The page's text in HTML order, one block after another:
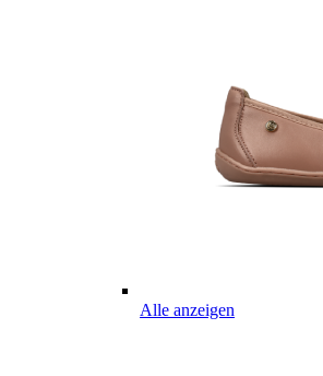
Alle anzeigen